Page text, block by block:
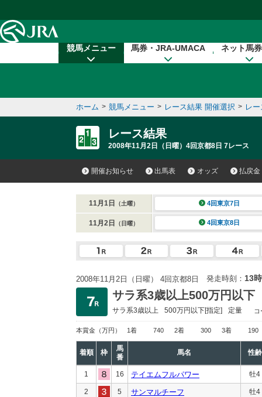
競馬メニュー 馬券・JRA-UMACA ネット馬
ホーム > 競馬メニュー > レース結果 開催選択 > レ
レース結果
2008年11月2日（日曜）4回京都8日 7レース
開催お知らせ 出馬表 オッズ 払戻金
11月1日 （土曜） 4回東京7日
11月2日 （日曜） 4回東京8日
2008年11月2日（日曜） 4回京都8日 発走時刻： 13
サラ系3歳以上500万円以下
サラ系3歳以上 500万円以下[指定] 定量
本賞金 （万円） 1着 740 2着 300 3着 190
着順 枠
馬
番
馬名 性齢
1 16 テイエムフルパワー 牡4
2 5 サンマルチーフ 牡4